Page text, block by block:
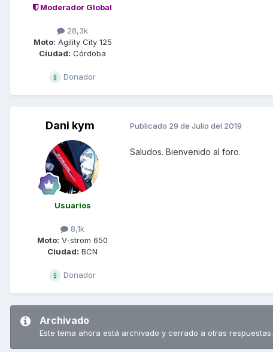
Moderador Global
28,3k
Moto: Agility City 125
Ciudad: Córdoba
Donador
Dani kym
Usuarios
8,1k
Moto: V-strom 650
Ciudad: BCN
Donador
Publicado 29 de Julio del 2019
Saludos. Bienvenido al foro.
Archivado
Este tema ahora está archivado y cerrado a otras respuestas.